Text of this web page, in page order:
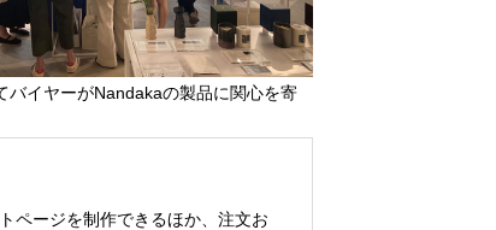
バイヤーがNandakaの製品に関心を寄
ページを制作できるほか、注文お